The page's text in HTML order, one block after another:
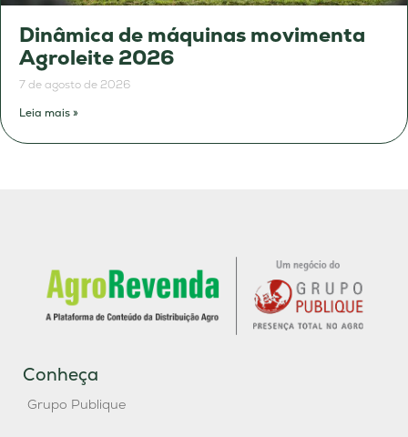
Dinâmica de máquinas movimenta
Agroleite 2026
7 de agosto de 2026
Leia mais »
Conheça
Grupo Publique